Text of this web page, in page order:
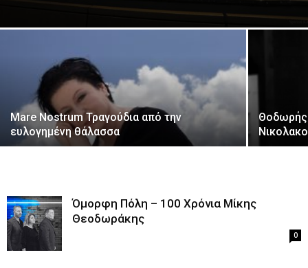
Mare Nostrum Τραγούδια από την
ευλογημένη θάλασσα
Θοδωρής
Όμορφη Πόλη – 100 Χρόνια Μίκης
Θεοδωράκης
0